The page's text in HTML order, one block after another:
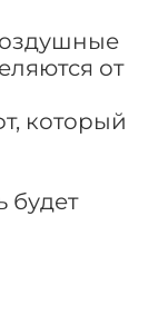
от
который
будет